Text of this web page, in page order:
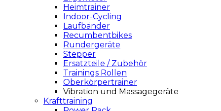
Heimtrainer
Indoor-Cycling
Laufbänder
Recumbentbikes
Rundergeräte
Stepper
Ersatzteile / Zubehör
Trainings Rollen
Oberkörpertrainer
Vibration und Massagegeräte
Krafttraining